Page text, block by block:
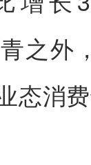
之外
态消